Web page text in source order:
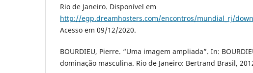
Rio de Janeiro. Disponível em
http://egp.dreamhosters.com/encontros/mundial_rj/
Acesso em 09/12/2020.
BOURDIEU, Pierre. “Uma imagem ampliada”. In:
dominação masculina. Rio de Janeiro: Bertrand Brasil,